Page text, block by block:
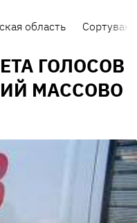
область
ГОЛОСОВ
МАССОВО